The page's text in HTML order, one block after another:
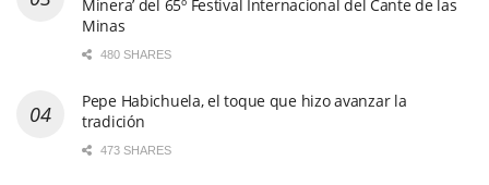
Minera’ del 65º Festival Internacional del Cante de las
Minas
480 SHARES
Pepe Habichuela, el toque que hizo avanzar la
tradición
473 SHARES